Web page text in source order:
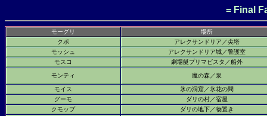
= Final
モーグリ
場所
クポ
アレクサンドリア／尖塔
モッシュ
アレクサンドリア城／警護室
モスコ
劇場艇プリマビスタ／船外
モンティ 魔の森／泉
モイス
氷の洞窟／氷花の間
グーモ
ダリの村／宿屋
クモップ
ダリの地下／物置き